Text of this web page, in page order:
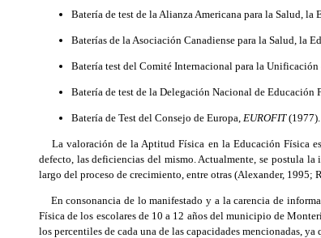
Batería de test de la Alianza Americana para la Salud, la
Baterías de la Asociación Canadiense para la Salud, la
Batería test del Comité Internacional para la Unificación
Batería de test de la Delegación Nacional de Educación
Batería de Test del Consejo de Europa, EUROFIT (1977).
La valoración de la Aptitud Física en la Educación Física
defecto, las deficiencias del mismo. Actualmente, se postula
largo del proceso de crecimiento, entre otras (Alexander, 1995;
En consonancia de lo manifestado y a la carencia de
Física de los escolares de 10 a 12 años del municipio de
los percentiles de cada una de las capacidades mencionadas,